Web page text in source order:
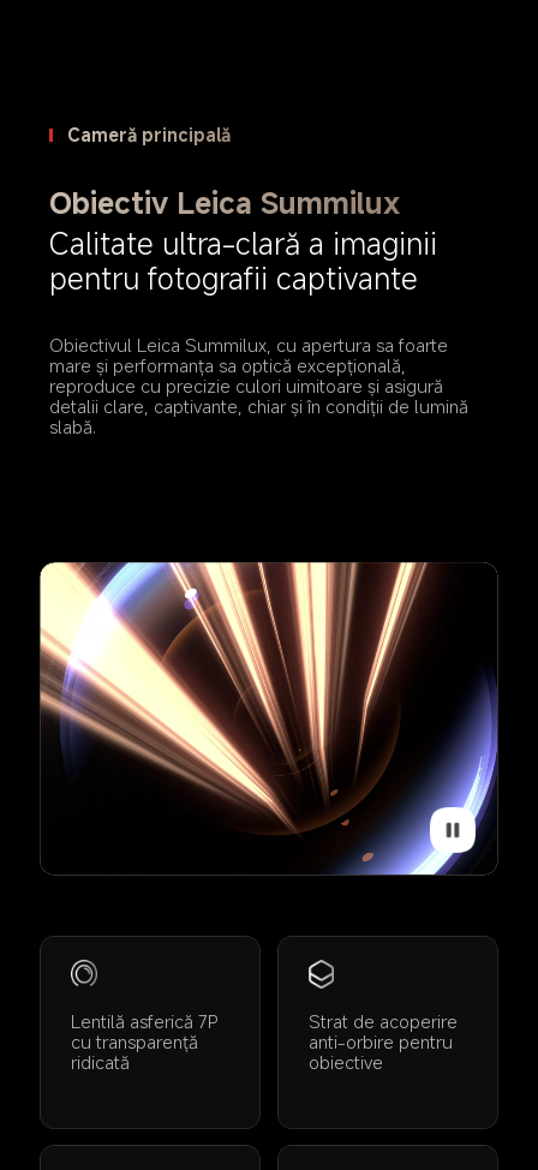
Cameră principală
Obiectiv Leica Summilux
Calitate ultra-clară a imaginii
pentru fotografii captivante
Obiectivul Leica Summilux, cu apertura sa foarte
mare și performanța sa optică excepțională,
reproduce cu precizie culori uimitoare și asigură
detalii clare, captivante, chiar și în condiții de lumină
slabă.
Lentilă asferică 7P
cu transparență
ridicată
Strat de acoperire
anti-orbire pentru
obiective